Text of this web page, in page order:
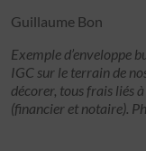
Guillaume Bon
Exemple d’enveloppe
IGC sur le terrain de
décorer, tous frais liés
(financier et notaire).